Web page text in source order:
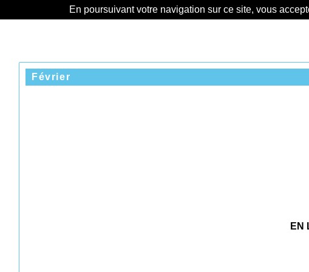
En poursuivant votre navigation sur ce site, vous
Février
EN